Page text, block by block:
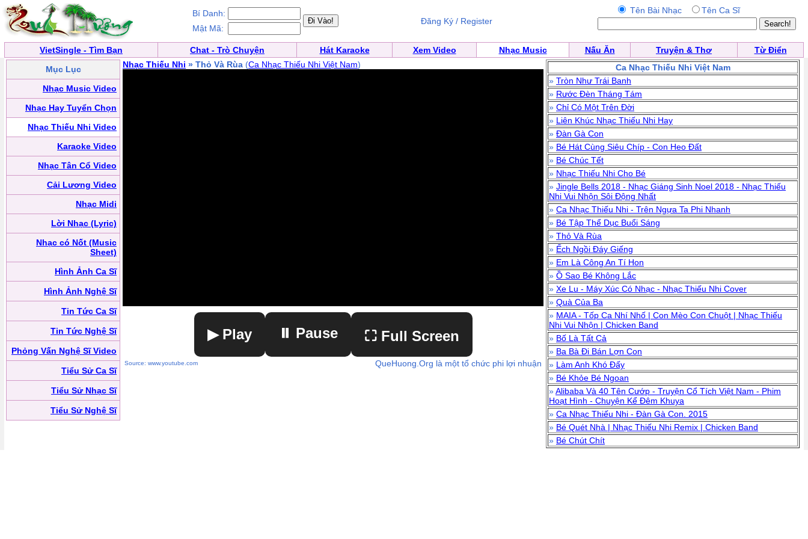
Bí Danh:
Mật Mã:
Đăng Ký / Register
Tên Bài Nhạc Tên Ca Sĩ
VietSingle - Tìm Bạn Chat - Trò Chuyện Hát Karaoke Xem Video Nhạc Music Nấu Ăn Truyện & Thơ
Từ Điển
Mục Lục
Nhạc Music Video
Nhạc Hay Tuyển Chọn
Nhạc Thiếu Nhi Video
Karaoke Video
Nhạc Tân Cổ Video
Cải Lương Video
Nhạc Midi
Lời Nhạc (Lyric)
Nhạc có Nốt (Music
Sheet)
Hình Ảnh Ca Sĩ
Hình Ảnh Nghệ Sĩ
Tin Tức Ca Sĩ
Tin Tức Nghệ Sĩ
Phỏng Vấn Nghệ Sĩ Video
Tiểu Sử Ca Sĩ
Tiểu Sử Nhạc Sĩ
Tiểu Sử Nghệ Sĩ
Nhạc Thiếu Nhi » Thỏ Và Rùa (Ca Nhạc Thiếu Nhi Việt Nam)
▶ Play ⏸ Pause ⛶ Full Screen
Source: www.youtube.com QueHuong.Org là một tổ chức phi lợi nhuận
Ca Nhạc Thiếu Nhi Việt Nam
» Tròn Như Trái Banh
» Rước Đèn Tháng Tám
» Chỉ Có Một Trên Đời
» Liên Khúc Nhạc Thiếu Nhi Hay
» Đàn Gà Con
» Bé Hát Cùng Siêu Chíp - Con Heo Đất
» Bé Chúc Tết
» Nhạc Thiếu Nhi Cho Bé
» Jingle Bells 2018 - Nhạc Giáng Sinh Noel 2018 - Nhạc Thiếu
Nhi Vui Nhộn Sôi Động Nhất
» Ca Nhạc Thiếu Nhi - Trên Ngựa Ta Phi Nhanh
» Bé Tập Thể Dục Buổi Sáng
» Thỏ Và Rùa
» Ếch Ngồi Đáy Giếng
» Em Là Công An Tí Hon
» Ồ Sao Bé Không Lắc
» Xe Lu - Máy Xúc Có Nhạc - Nhạc Thiếu Nhi Cover
» Quà Của Ba
» MAIA - Tốp Ca Nhí Nhố | Con Mèo Con Chuột | Nhạc Thiếu
Nhi Vui Nhộn | Chicken Band
» Bố Là Tất Cả
» Ba Bà Đi Bán Lợn Con
» Làm Anh Khó Đấy
» Bé Khỏe Bé Ngoan
»Alibaba Và 40 Tên Cướp - Truyện Cổ Tích Việt Nam - Phim
Hoạt Hình - Chuyện Kể Đêm Khuya
» Ca Nhạc Thiếu Nhi - Đàn Gà Con. 2015
» Bé Quét Nhà | Nhạc Thiếu Nhi Remix | Chicken Band
» Bé Chút Chít